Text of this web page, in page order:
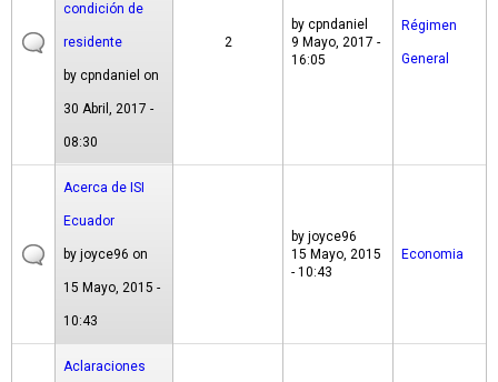
condición de
residente
by cpndaniel on
30 Abril, 2017 -
08:30
2
by cpndaniel
9 Mayo, 2017 -
16:05
Régimen
General
Acerca de ISI
Ecuador
by joyce96 on
15 Mayo, 2015 -
10:43
by joyce96
15 Mayo, 2015
- 10:43
Economia
Aclaraciones